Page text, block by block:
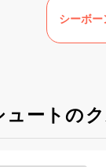
シーボ
ュートの